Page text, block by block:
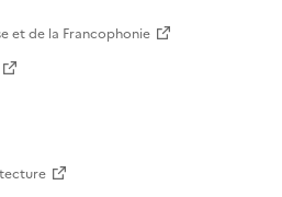
et de la Francophonie